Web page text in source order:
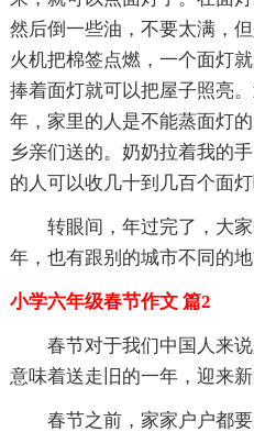
然后倒一些油，不要太满，
火机把棉签点燃，一个面灯
捧着面灯就可以把屋子照亮
年，家里的人是不能蒸面灯
乡亲们送的。奶奶拉着我的
的人可以收几十到几百个面灯
转眼间，年过完了，大
年，也有跟别的城市不同的地
小学六年级春节作文 篇2
春节对于我们中国人来
意味着送走旧的一年，迎来新
春节之前，家家户户都